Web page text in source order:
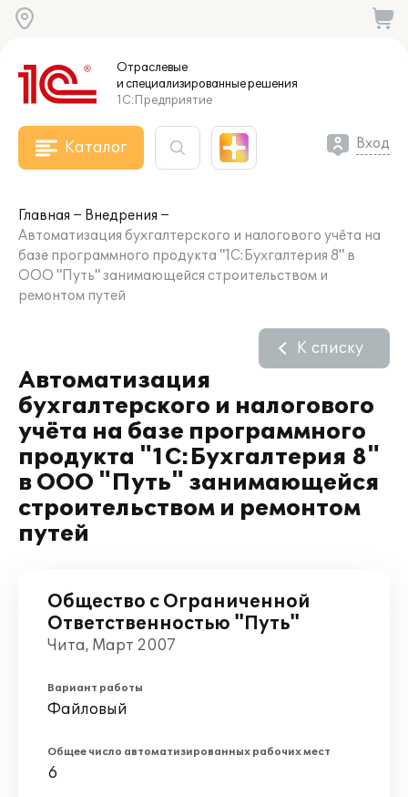
Отраслевые
и специализированныерешения
1С:Предприятие
Каталог Вход
Главная
Внедрения
Автоматизация бухгалтерского и налогового учёта на
базе программного продукта "1С:Бухгалтерия 8" в
ООО "Путь" занимающейся строительством и
ремонтом путей
Автоматизация
бухгалтерского и налогового
учёта на базе программного
продукта "1С:Бухгалтерия 8"
в ООО "Путь" занимающейся
строительством и ремонтом
путей
К списку
Общество с Ограниченной
Ответственностью "Путь"
Чита, Март 2007
Вариант работы
Файловый
Общее число автоматизированных рабочих мест
6